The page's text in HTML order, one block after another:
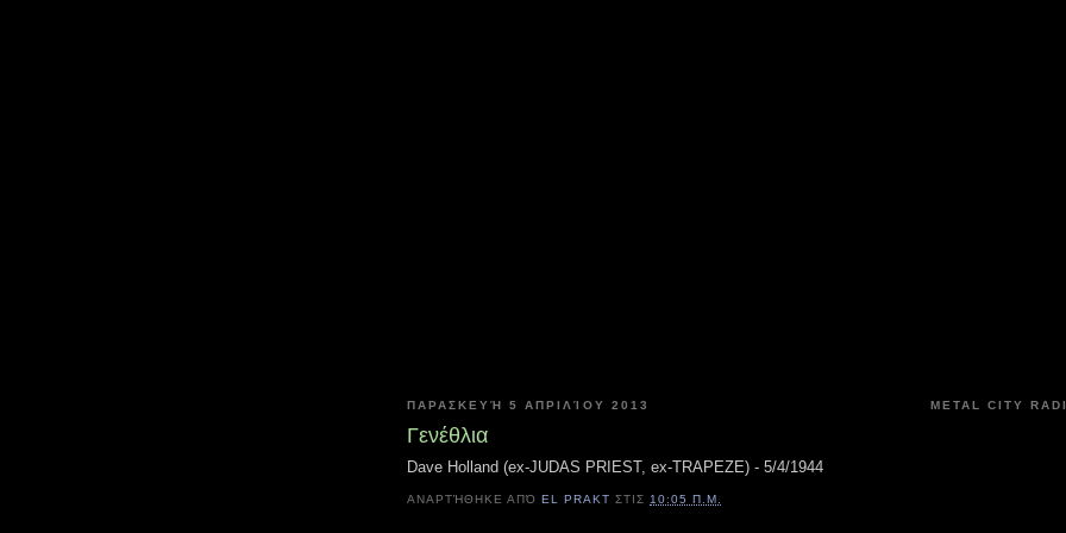
ΠΑΡΑΣΚΕΥΉ 5 ΑΠΡΙΛΊΟΥ 2013
Γενέθλια
Dave Holland (ex-JUDAS PRIEST, ex-TRAPEZE) - 5/4/1944
ΑΝΑΡΤΉΘΗΚΕ ΑΠΌEL PRAKT ΣΤΙΣ 10:05 Π.Μ.
METAL CITY